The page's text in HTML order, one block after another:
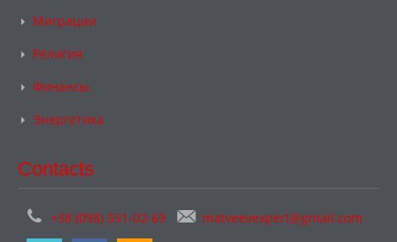
Миграции
Религия
Финансы
Энергетика
Contacts
+38 (098) 551-02-69 matveevexpert@gmail.com